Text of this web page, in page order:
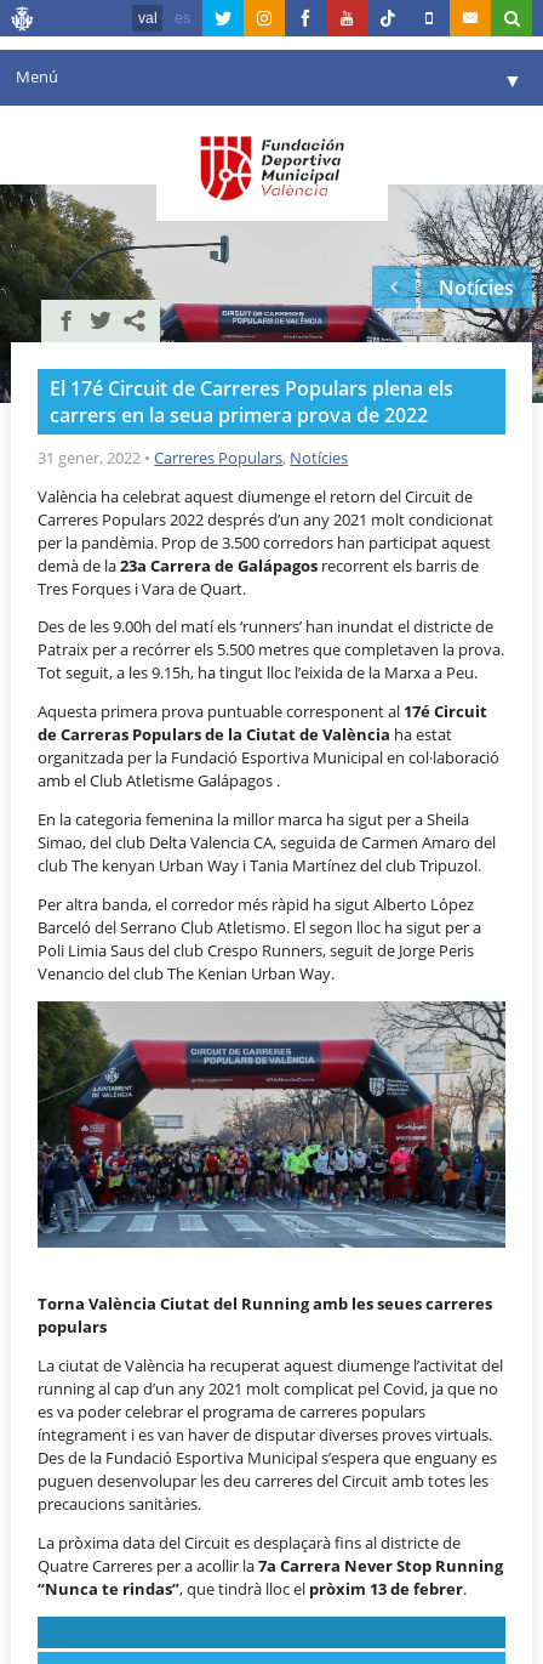
val es
Menú ▼
Agenda
Instal·lacions ▼
Comunicació ▼
València en esport
Portal de Transparència
Reserves
Notícies
El 17é Circuit de Carreres Populars plena els
carrers en la seua primera prova de 2022
31 gener, 2022 •Carreres Populars, Notícies
València ha celebrat aquest diumenge el retorn del Circuit de
Carreres Populars 2022 després d’un any 2021 molt condicionat
per la pandèmia. Prop de 3.500 corredors han participat aquest
demà de la23a Carrera de Galápagos recorrent els barris de
Tres Forques i Vara de Quart.
Des de les 9.00h del matí els ‘runners’ han inundat el districte de
Patraix per a recórrer els 5.500 metres que completaven la prova.
Tot seguit, a les 9.15h, ha tingut lloc l’eixida de la Marxa a Peu.
Aquesta primera prova puntuable corresponent al 17é Circuit
de Carreras Populars de la Ciutat de València ha estat
organitzada per la Fundació Esportiva Municipal en col·laboració
amb el Club Atletisme Galápagos .
En la categoria femenina la millor marca ha sigut per a Sheila
Simao, del club Delta Valencia CA, seguida de Carmen Amaro del
club The kenyan Urban Way i Tania Martínez del club Tripuzol.
Per altra banda, el corredor més ràpid ha sigut Alberto López
Barceló del Serrano Club Atletismo. El segon lloc ha sigut per a
Poli Limia Saus del club Crespo Runners, seguit de Jorge Peris
Venancio del club The Kenian Urban Way.
Torna València Ciutat del Running amb les seues carreres
populars
La ciutat de València ha recuperat aquest diumenge l’activitat del
running al cap d’un any 2021 molt complicat pel Covid, ja que no
es va poder celebrar el programa de carreres populars
íntegrament i es van haver de disputar diverses proves virtuals.
Des de la Fundació Esportiva Municipal s’espera que enguany es
puguen desenvolupar les deu carreres del Circuit amb totes les
precaucions sanitàries.
La pròxima data del Circuit es desplaçarà fins al districte de
Quatre Carreres per a acollir la7a Carrera Never Stop Running
“Nunca te rindas”, que tindrà lloc el pròxim 13 de febrer.